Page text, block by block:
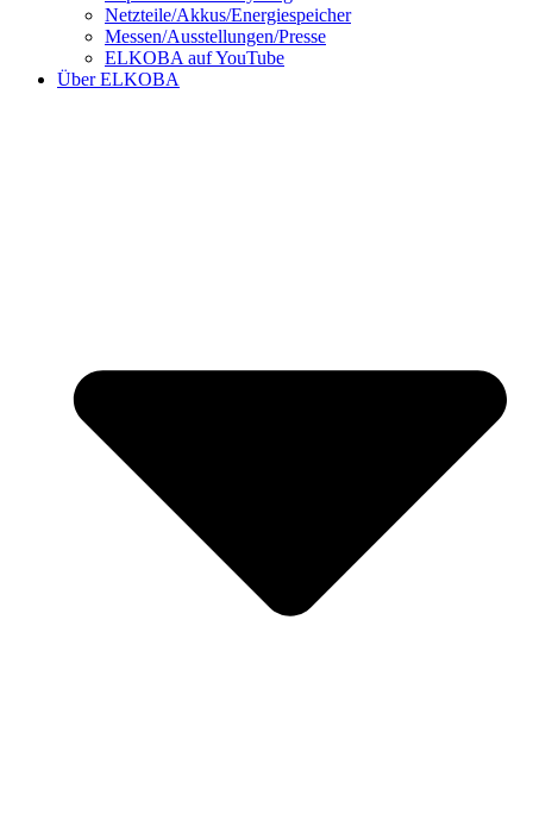
Netzteile/Akkus/Energiespeicher
Messen/Ausstellungen/Presse
ELKOBA auf YouTube
Über ELKOBA